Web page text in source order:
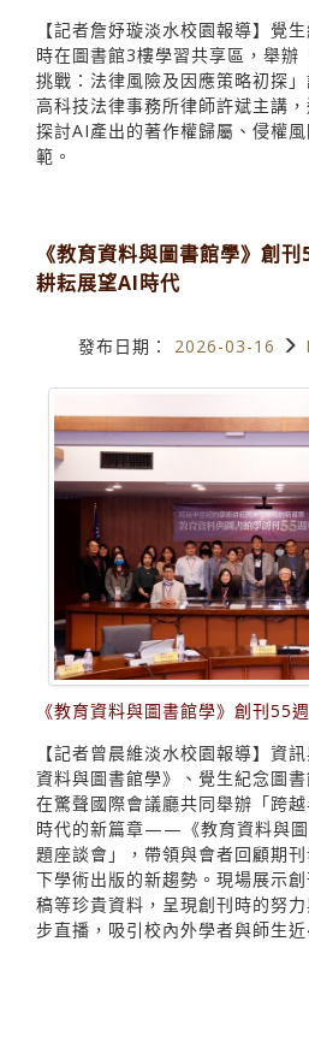
【記者詹妤璇淡水校園報導】覺
時在圖書館3樓學習共享區，舉辦
挑戰：法律風險及因應策略初探
高科技法律事務所律師許斌主講
探討AI產出的著作權歸屬、侵權
範。
《教育資料與圖書館學》創
耕耘展望AI時代
發布日期： 2026-03-16
《教育資料與圖書館學》創刊55
【記者曾晨維淡水校園報導】資
資料與圖書館學》、覺生紀念圖
在驚聲國際會議廳共同舉辦「跨
時代的新篇章——《教育資料與
題座談會」，帶領與會者回顧期
下學術出版的新趨勢。現場展示
稿等珍貴資料，呈現創刊時的努
步直播，吸引校內外學者與師生